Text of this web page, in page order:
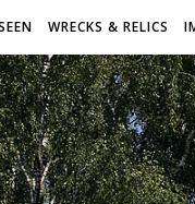
WRECKS & RELICS